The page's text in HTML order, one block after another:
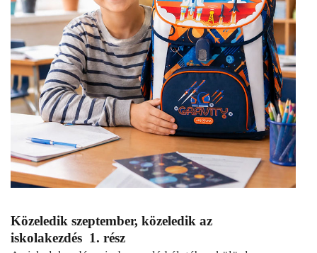
Közeledik szeptember, közeledik az
iskolakezdés 1. rész